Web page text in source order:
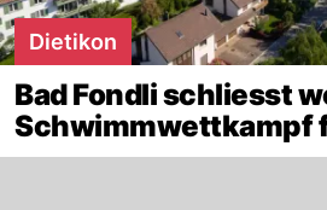
Dietikon
Bad Fondli schliesst
Schwimmwettkampf